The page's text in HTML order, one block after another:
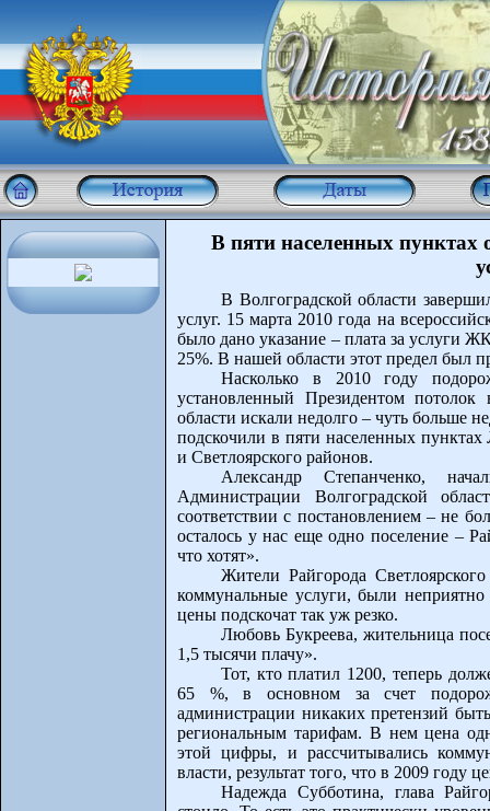
В пяти населенных пунктах
В Волгоградской области
услуг. 15 марта 2010 года на
было дано указание – плата за услуги
25%. В нашей области этот предел был
Насколько в 2010 году
установленный Президентом
области искали недолго – чуть больше
подскочили в пяти населенных
и Светлоярского районов.
Александр Степанченко,
Администрации Волгоградской
соответствии с постановлением – не
осталось у нас еще одно поселение –
что хотят».
Жители Райгорода
коммунальные услуги, были
цены подскочат так уж резко.
Любовь Букреева, жительница
1,5 тысячи плачу».
Тот, кто платил 1200, теперь
65 %, в основном за счет
администрации никаких претензий
региональным тарифам. В нем цена
этой цифры, и рассчитывались
власти, результат того, что в 2009 году
Надежда Субботина, глава